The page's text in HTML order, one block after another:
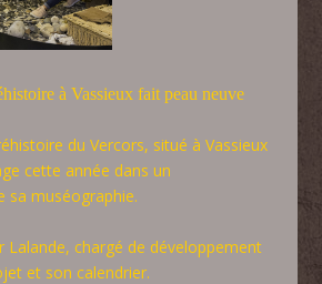
à Vassieux fait peau neuve
du Vercors, situé à Vassieux
cette année dans un
sa muséographie.
Lalande, chargé de développement
et son calendrier.